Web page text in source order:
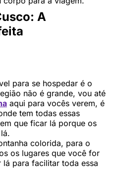
A
para se hospedar é o
não é grande, vou até
aqui para vocês verem, é
tem todas essas
que ficar lá porque os
colorida, para o
os lugares que você for
para facilitar toda essa